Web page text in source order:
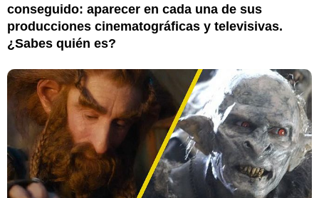
conseguido: aparecer en cada una de sus
producciones cinematográficas y televisivas.
¿Sabes quién es?